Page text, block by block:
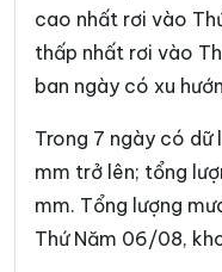
Xã Dương Quỳ
Xã Gia Phú
Xã Khánh Hòa
Xã Khao Mang
Xã Lâm Thượng
cao nhất rơi vào
thấp nhất rơi vào
ban ngày có xu
Trong 7 ngày có dữ
mm trở lên; tổng
mm. Tổng lượng
Thứ Năm 06/08,